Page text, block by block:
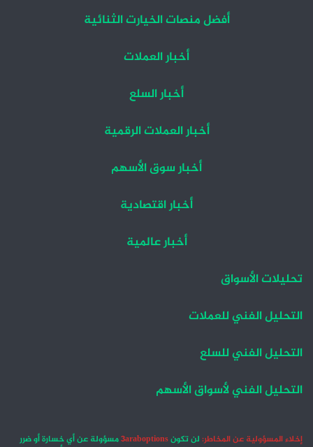
أفضل منصات الخيارت الثنائية
أخبار العملات
أخبار السلع
أخبار العملات الرقمية
أخبار سوق الأسهم
أخبار اقتصادية
أخبار عالمية
تحليلات الأسواق
التحليل الفني للعملات
التحليل الفني للسلع
التحليل الفني لأسواق الأسهم
إخلاء المسؤولية عن المخاطر: لن تكون3araboptionsمسؤولة عن أي خسارة أو ضرر